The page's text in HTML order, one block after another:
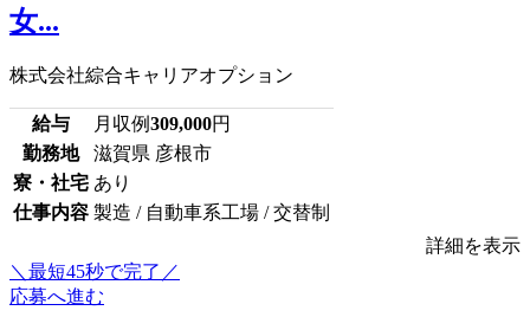
女...
株式会社綜合キャリアオプション
給与 月収例309,000円
勤務地
滋賀県 彦根市
寮・社宅 あり
仕事内容 製造 / 自動車系工場 / 交替制
詳細を表示
＼最短45秒で完了／
応募へ進む